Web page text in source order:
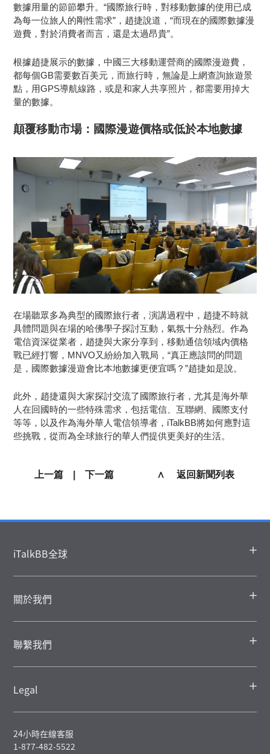
數據用量的節節攀升。“國際旅行時，對移動數據的使用已成
為每一位旅人的剛性需求”，趙捷說道，“而現在的國際數據漫
遊費，對於消費者而言，還是太過昂貴”。
根據趙捷展示的數據，中國三大移動運營商的國際漫遊費，
都每個GB需要數百美元，而旅行時，無論是上網查詢旅遊景
點，用GPS導航線路，或是和家人共享照片，都需要用掉大
量的數據。
顛覆移動市場：國際漫遊價格或低於本地數據
在場聽眾多為典型的國際旅行者，演講過程中，趙捷不時就
具體問題與在場的哈佛學子探討互動，氣氛十分熱烈。作為
電信資深從業者，趙捷與大家分享到，移動通信領域內價格
戰已經打響，MNVO又紛紛加入戰局，“真正應該問的問題
是，國際數據漫遊會比本地數據更便宜嗎？”趙捷如是說。
此外，趙捷還與大家探討交流了國際旅行者，尤其是海外華
人在回國時的一些特殊需求，包括電信、互聯網、國際支付
等等，以及作為海外華人電信領導者，iTalkBB將如何應對這
些挑戰，從而為全球旅行的華人們提供更美好的生活。
上一篇 |下一篇 ∧ 返回新聞列表
iTalkBB全球
關於我們
聯繫我們
Legal
24小時在線客服
1-877-482-5522